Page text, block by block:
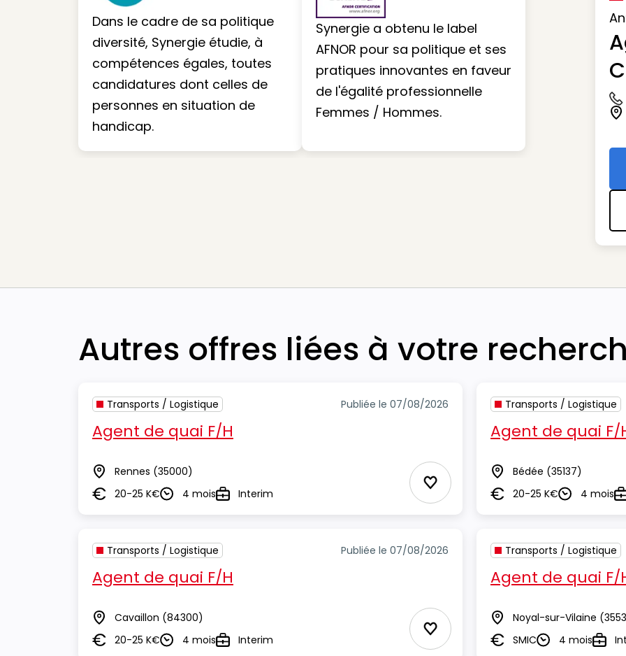
Dans le cadre de sa politique
diversité, Synergie étudie, à
compétences égales, toutes
candidatures dont celles de
personnes en situation de
handicap.
Synergie a obtenu le label
AFNOR pour sa politique et ses
pratiques innovantes en faveur
de l'égalité professionnelle
Femmes / Hommes.
Autres offres liées à votre
Transports / Logistique Publiée le 07/08/2026
Agent de quai F/H
Lieu Rennes (35000)
Salaire20-25 K€Durée4 moisTypeInterim Ajouter aux Favoris
Transports / Logistique
Agent de quai F/
Lieu Bédée (35137)
Salaire20-25 K€Durée4 mois
Transports / Logistique Publiée le 07/08/2026
Agent de quai F/H
Lieu Cavaillon (84300)
Salaire20-25 K€Durée4 moisTypeInterim Ajouter aux Favoris
Transports / Logistique
Agent de quai F/
Lieu Noyal-sur-Vilaine
Salaire
SMICDurée4 moisType